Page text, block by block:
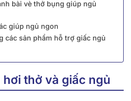
bài vè thở bụng giúp ngủ
giúp ngủ ngon
các sản phẩm hỗ trợ giấc ngủ
hơi thở và giấc ngủ